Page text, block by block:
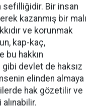
sefilliğidir. Bir insan
kazanmış bir malı
ve korunmak
kap-kaç,
bu hakkın
devlet de haksız
elinden almaya
hak gözetilir ve